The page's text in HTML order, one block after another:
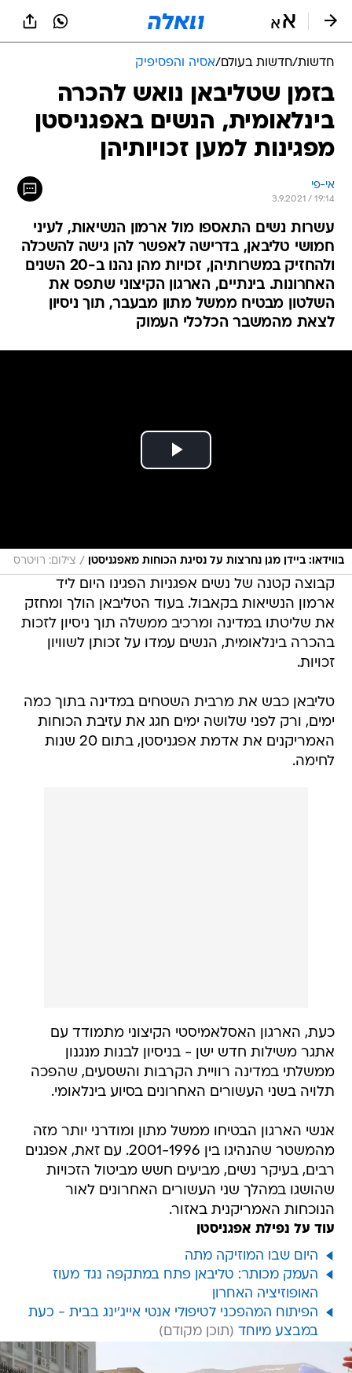
חדשות/חדשות בעולם/אסיה והפסיפיק
בזמן שטליבאן נואש להכרה
בינלאומית, הנשים באפגניסטן
מפגינות למען זכויותיהן
אי-פי
3.9.2021 / 19:14
עשרות נשים התאספו מול ארמון הנשיאות, לעיני
חמושי טליבאן, בדרישה לאפשר להן גישה להשכלה
ולהחזיק במשרותיהן, זכויות מהן נהנו ב-20 השנים
האחרונות. בינתיים, הארגון הקיצוני שתפס את
השלטון מבטיח ממשל מתון מבעבר, תוך ניסיון
לצאת מהמשבר הכלכלי העמוק
בווידאו: ביידן מגן נחרצות על נסיגת הכוחות מאפגניסטן / צילום: רויטרס
קבוצה קטנה של נשים אפגניות הפגינו היום ליד
ארמון הנשיאות בקאבול. בעוד הטליבאן הולך ומחזק
את שליטתו במדינה ומרכיב ממשלה תוך ניסיון לזכות
בהכרה בינלאומית, הנשים עמדו על זכותן לשוויון
זכויות.
טליבאן כבש את מרבית השטחים במדינה בתוך כמה
ימים, ורק לפני שלושה ימים חגג את עזיבת הכוחות
האמריקנים את אדמת אפגניסטן, בתום 20 שנות
לחימה.
כעת, הארגון האסלאמיסטי הקיצוני מתמודד עם
אתגר משילות חדש ישן - בניסיון לבנות מנגנון
ממשלתי במדינה רוויית הקרבות והשסעים, שהפכה
תלויה בשני העשורים האחרונים בסיוע בינלאומי.
אנשי הארגון הבטיחו ממשל מתון ומודרני יותר מזה
מהמשטר שהנהיגו בין 2001-1996. עם זאת, אפגנים
רבים, בעיקר נשים, מביעים חשש מביטול הזכויות
שהושגו במהלך שני העשורים האחרונים לאור
הנוכחות האמריקנית באזור.
עוד על נפילת אפגניסטן
היום שבו המוזיקה מתה
העמק מכותר: טליבאן פתח במתקפה נגד מעוז
האופוזיציה האחרון
הפיתוח המהפכני לטיפולי אנטי אייג'ינג בבית - כעת
במבצע מיוחד